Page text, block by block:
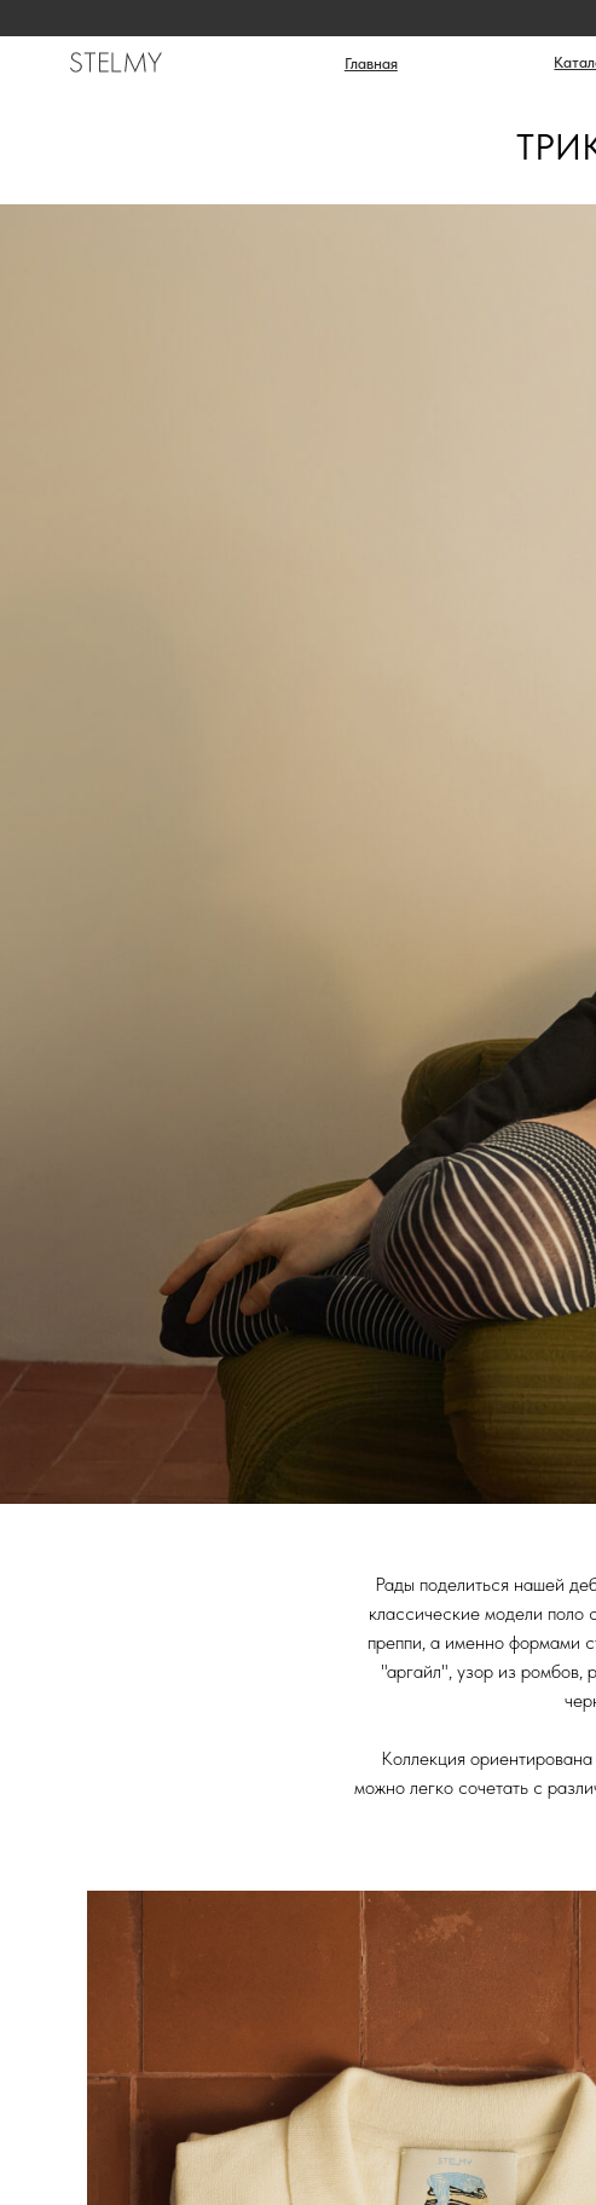
Главная
Рады поделиться нашей
классические модели поло
преппи, а именно формами
"аргайл", узор из ромбов,
Коллекция
можно легко сочетать с